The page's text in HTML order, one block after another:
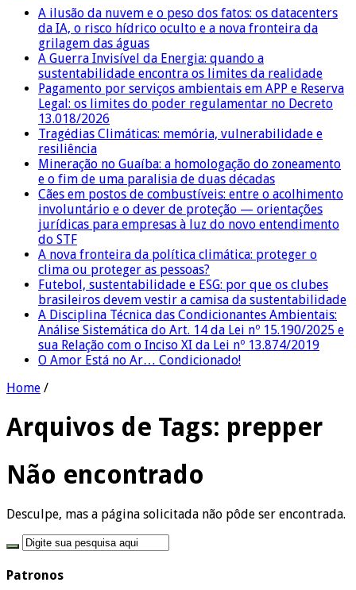
A ilusão da nuvem e o peso dos fatos: os datacenters
da IA, o risco hídrico oculto e a nova fronteira da
grilagem das águas
A Guerra Invisível da Energia: quando a
sustentabilidade encontra os limites da realidade
Pagamento por serviços ambientais em APP e Reserva
Legal: os limites do poder regulamentar no Decreto
13.018/2026
Tragédias Climáticas: memória, vulnerabilidade e
resiliência
Mineração no Guaíba: a homologação do zoneamento
e o fim de uma paralisia de duas décadas
Cães em postos de combustíveis: entre o acolhimento
involuntário e o dever de proteção — orientações
jurídicas para empresas à luz do novo entendimento
do STF
A nova fronteira da política climática: proteger o
clima ou proteger as pessoas?
Futebol, sustentabilidade e ESG: por que os clubes
brasileiros devem vestir a camisa da sustentabilidade
A Disciplina Técnica das Condicionantes Ambientais:
Análise Sistemática do Art. 14 da Lei nº 15.190/2025 e
sua Relação com o Inciso XI da Lei nº 13.874/2019
O Amor Está no Ar… Condicionado!
Home /
Arquivos de Tags: prepper
Não encontrado
Desculpe, mas a página solicitada não pôde ser encontrada.
Patronos